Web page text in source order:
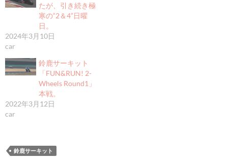
たが、引き続き極
寒の“2＆4”日曜
日。
2024年3月10日
car
鈴鹿サーキット
「FUN&RUN! 2-
Wheels Round1」
本戦。
2022年3月12日
car
鈴鹿サーキット